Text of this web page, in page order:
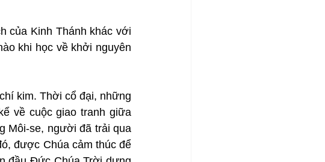
của Kinh Thánh khác với
khi học về khởi nguyên
kim. Thời cổ đại, những
về cuộc giao tranh giữa
Môi-se, người đã trải qua
được Chúa cảm thúc để